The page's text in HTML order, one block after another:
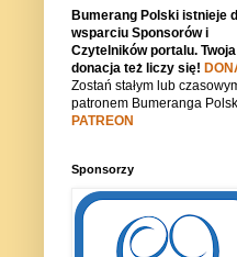
Bumerang Polski istnieje
wsparciu Sponsorów i
Czytelników portalu. Twoja
donacja też liczy się!
Zostań stałym lub
patronem Bumeranga
PATREON
Sponsorzy